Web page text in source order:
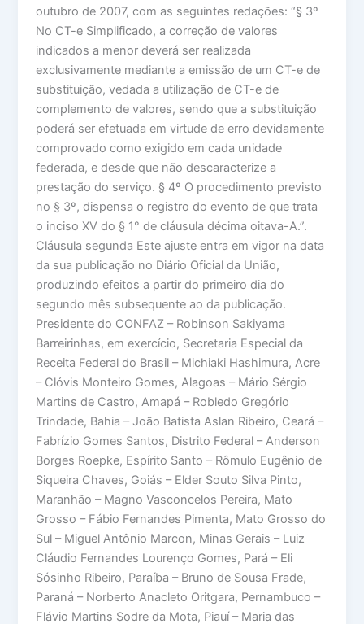
outubro de 2007, com as seguintes redações: “§ 3º
No CT-e Simplificado, a correção de valores
indicados a menor deverá ser realizada
exclusivamente mediante a emissão de um CT-e de
substituição, vedada a utilização de CT-e de
complemento de valores, sendo que a substituição
poderá ser efetuada em virtude de erro devidamente
comprovado como exigido em cada unidade
federada, e desde que não descaracterize a
prestação do serviço. § 4º O procedimento previsto
no § 3º, dispensa o registro do evento de que trata
o inciso XV do § 1° de cláusula décima oitava-A.”.
Cláusula segunda Este ajuste entra em vigor na data
da sua publicação no Diário Oficial da União,
produzindo efeitos a partir do primeiro dia do
segundo mês subsequente ao da publicação.
Presidente do CONFAZ – Robinson Sakiyama
Barreirinhas, em exercício, Secretaria Especial da
Receita Federal do Brasil – Michiaki Hashimura, Acre
– Clóvis Monteiro Gomes, Alagoas – Mário Sérgio
Martins de Castro, Amapá – Robledo Gregório
Trindade, Bahia – João Batista Aslan Ribeiro, Ceará –
Fabrízio Gomes Santos, Distrito Federal – Anderson
Borges Roepke, Espírito Santo – Rômulo Eugênio de
Siqueira Chaves, Goiás – Elder Souto Silva Pinto,
Maranhão – Magno Vasconcelos Pereira, Mato
Grosso – Fábio Fernandes Pimenta, Mato Grosso do
Sul – Miguel Antônio Marcon, Minas Gerais – Luiz
Cláudio Fernandes Lourenço Gomes, Pará – Eli
Sósinho Ribeiro, Paraíba – Bruno de Sousa Frade,
Paraná – Norberto Anacleto Oritgara, Pernambuco –
Flávio Martins Sodre da Mota, Piauí – Maria das